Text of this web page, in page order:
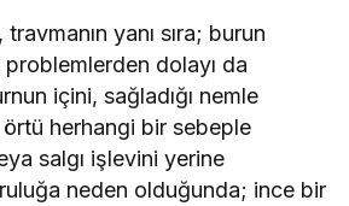
yanı sıra; burun
problemlerden dolayı da
içini, sağladığı nemle
herhangi bir sebeple
salgı işlevini yerine
neden olduğunda; ince bir